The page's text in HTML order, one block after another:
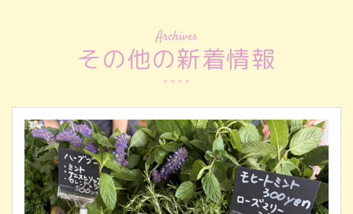
Archives
その他の新着情報